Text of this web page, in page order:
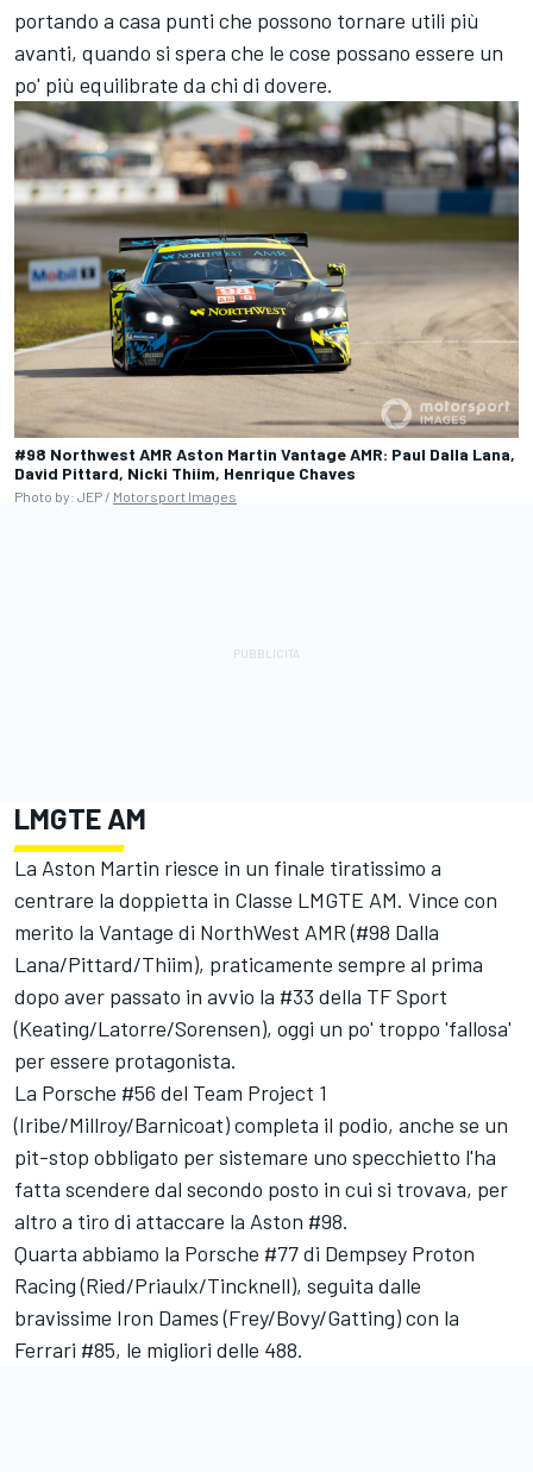
portando a casa punti che possono tornare utili più
avanti, quando si spera che le cose possano essere un
po' più equilibrate da chi di dovere.
#98 Northwest AMR Aston Martin Vantage AMR: Paul Dalla Lana,
David Pittard, Nicki Thiim, Henrique Chaves
Photo by: JEP / Motorsport Images
LMGTE AM
La Aston Martin riesce in un finale tiratissimo a
centrare la doppietta in Classe LMGTE AM. Vince con
merito la Vantage di NorthWest AMR (#98 Dalla
Lana/Pittard/Thiim), praticamente sempre al prima
dopo aver passato in avvio la #33 della TF Sport
(Keating/Latorre/Sorensen), oggi un po' troppo 'fallosa'
per essere protagonista.
La Porsche #56 del Team Project 1
(Iribe/Millroy/Barnicoat) completa il podio, anche se un
pit-stop obbligato per sistemare uno specchietto l'ha
fatta scendere dal secondo posto in cui si trovava, per
altro a tiro di attaccare la Aston #98.
Quarta abbiamo la Porsche #77 di Dempsey Proton
Racing (Ried/Priaulx/Tincknell), seguita dalle
bravissime Iron Dames (Frey/Bovy/Gatting) con la
Ferrari #85, le migliori delle 488.